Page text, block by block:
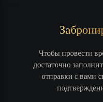
Чтобы провести
достаточно
отправки с вами